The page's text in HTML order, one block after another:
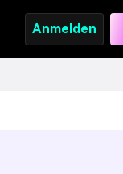
Anmelden